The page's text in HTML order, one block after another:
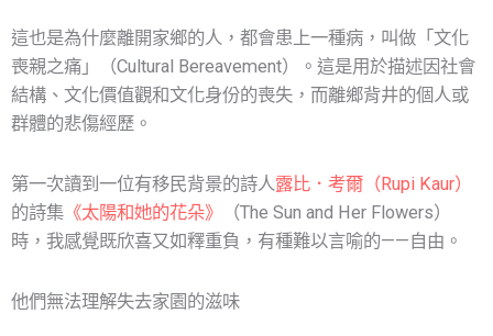
這也是為什麼離開家鄉的人，都會患上一種病，叫做「文化
喪親之痛」（Cultural Bereavement）。這是用於描述因社會
結構、文化價值觀和文化身份的喪失，而離鄉背井的個人或
群體的悲傷經歷。
第一次讀到一位有移民背景的詩人露比．考爾（Rupi Kaur）
的詩集 《太陽和她的花朵》
（The Sun and Her Flowers）
時，我感覺既欣喜又如釋重負，有種難以言喻的——自由。
他們無法理解失去家園的滋味